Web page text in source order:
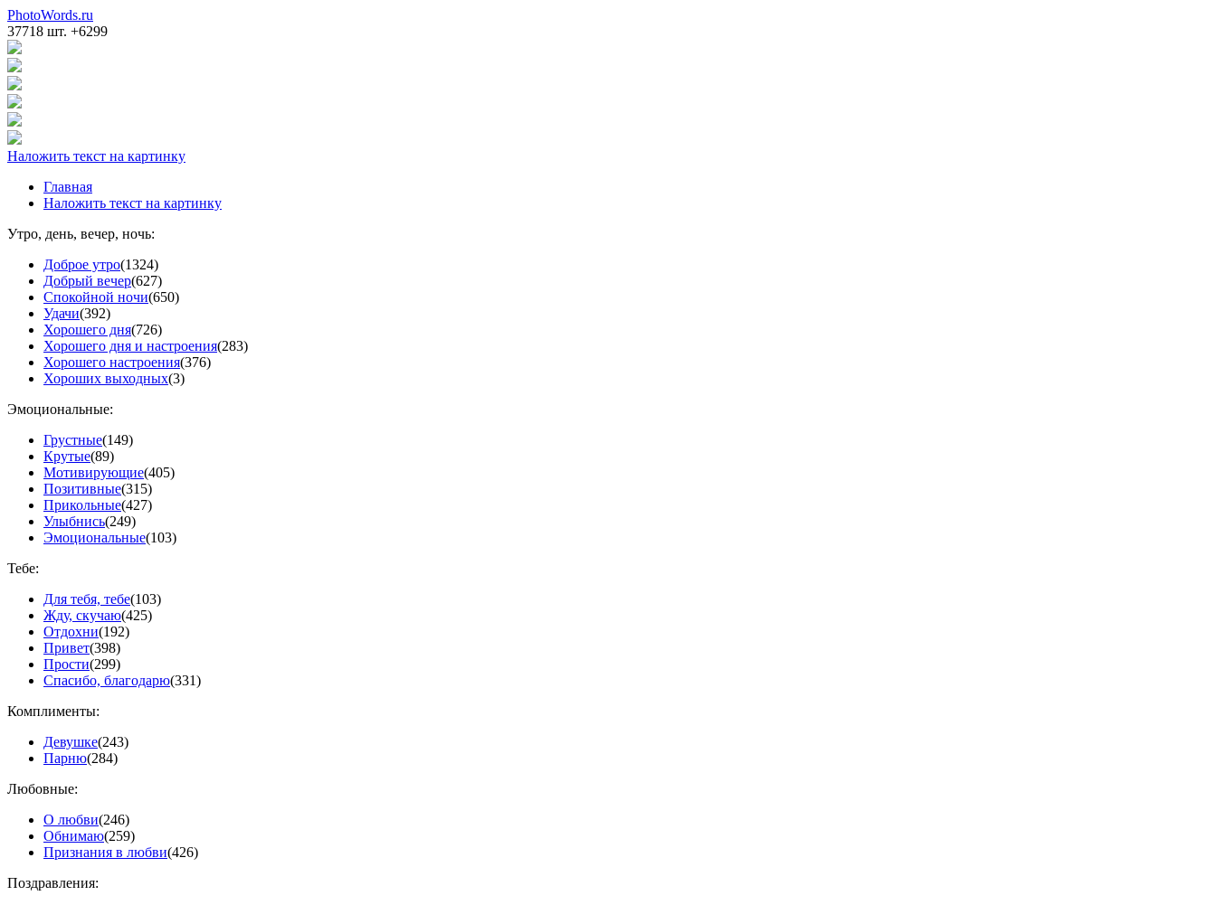
PhotoWords.ru
37718 шт. +6299
Наложить текст на картинку
Главная
Наложить текст на картинку
Утро, день, вечер, ночь:
Доброе утро(1324)
Добрый вечер(627)
Спокойной ночи(650)
Удачи(392)
Хорошего дня(726)
Хорошего дня и настроения(283)
Хорошего настроения(376)
Хороших выходных(3)
Эмоциональные:
Грустные(149)
Крутые(89)
Мотивирующие(405)
Позитивные(315)
Прикольные(427)
Улыбнись(249)
Эмоциональные(103)
Тебе:
Для тебя, тебе(103)
Жду, скучаю(425)
Отдохни(192)
Привет(398)
Прости(299)
Спасибо, благодарю(331)
Комплименты:
Девушке(243)
Парню(284)
Любовные:
О любви(246)
Обнимаю(259)
Признания в любви(426)
Поздравления: